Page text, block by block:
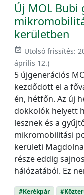
Új MOL Bubi
kerületben
event_available Utolsó frissítés:
április 12.)
5 újgenerációs
kezdődött el a
én, hétfőn. Az új
dokkolók helyett
lesznek és a
mikromobilitási
kerületi
része eddig
hálózatából. Ez
#Kerékpár